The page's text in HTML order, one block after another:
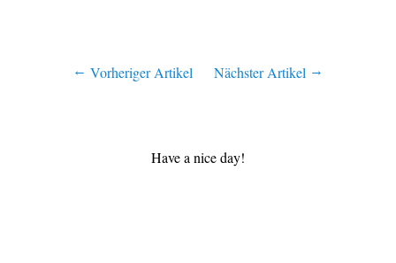
Vorheriger Artikel Nächster Artikel
Have a nice day!